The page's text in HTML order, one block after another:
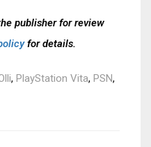
publisher for review
for details.
, PlayStation Vita, PSN,